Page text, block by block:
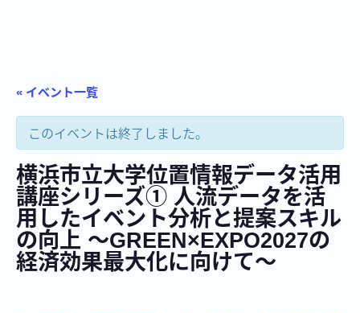
« イベント一覧
このイベントは終了しました。
横浜市立大学位置情報データ活用
講座シリーズ① 人流データを活
用したイベント分析と提案スキル
の向上 〜GREEN×EXPO2027の
経済効果最大化に向けて〜